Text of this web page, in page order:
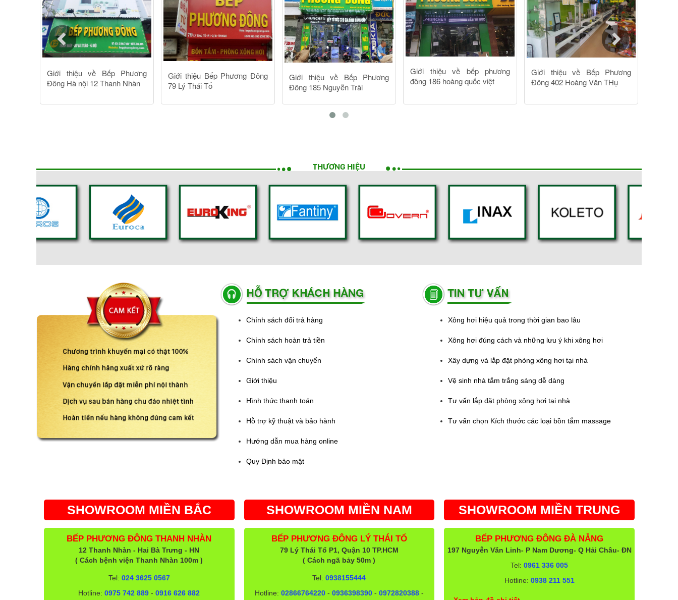
THƯƠNG HIỆU
Chính sách đổi trả hàng
Chính sách hoàn trả tiền
Chính sách vận chuyển
Giới thiệu
Hình thức thanh toán
Hỗ trợ kỹ thuật và bảo hành
Hướng dẫn mua hàng online
Quy Định bảo mật
Xông hơi hiệu quả trong thời gian bao lâu
Xông hơi đúng cách và những lưu ý khi xông hơi
Xây dựng và lắp đặt phòng xông hơi tại nhà
Vệ sinh nhà tắm trắng sáng dễ dàng
Tư vấn lắp đặt phòng xông hơi tại nhà
Tư vấn chọn Kích thước các loại bồn tắm massage
SHOWROOM MIỀN BẮC
BẾP PHƯƠNG ĐÔNG THANH NHÀN
12 Thanh Nhàn - Hai Bà Trưng - HN
( Cách bệnh viện Thanh Nhàn 100m )
Tel: 024 3625 0567
Hotline:0975 742 889 -0916 626 882
SHOWROOM MIỀN NAM
BẾP PHƯƠNG ĐÔNG LÝ THÁI TỔ
79 Lý Thái Tổ P1, Quận 10 TP.HCM
( Cách ngã bảy 50m )
Tel:0938155444
Hotline: 02866764220- 0936398390- 0972820388-
SHOWROOM MIỀN TRUNG
BẾP PHƯƠNG ĐÔNG ĐÀ NẴNG
197 Nguyễn Văn Linh- P Nam Dương- Q Hải Châu- ĐN
Tel:0961 336 005
Hotline: 0938 211 551